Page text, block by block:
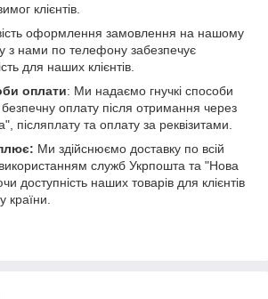
клієнтів.
оформлення замовлення на нашому
з нами по телефону забезпечує
для наших клієнтів.
оплати: Ми надаємо гнучкі способи
оплату після отримання через
післяплату та оплату за реквізитами.
Ми здійснюємо доставку по всій
використанням служб Укрпошта та "Нова
доступність наших товарів для клієнтів
країни.